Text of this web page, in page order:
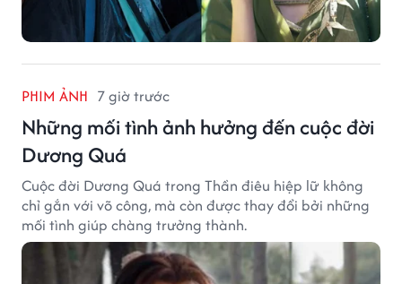
PHIM ẢNH 7 giờ trước
Những mối tình ảnh hưởng đến cuộc đời
Dương Quá
Cuộc đời Dương Quá trong Thần điêu hiệp lữ không
chỉ gắn với võ công, mà còn được thay đổi bởi những
mối tình giúp chàng trưởng thành.